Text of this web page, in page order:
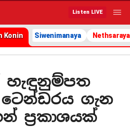
Listen LIVE
Konin Siwenimanaya Nethsaraya
ගැන
ප්‍රකාශයක්